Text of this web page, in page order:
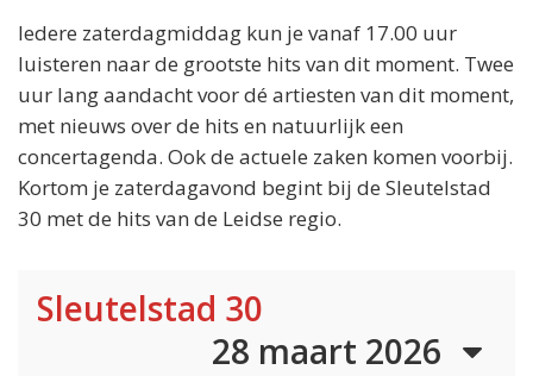
Iedere zaterdagmiddag kun je vanaf 17.00 uur
luisteren naar de grootste hits van dit moment. Twee
uur lang aandacht voor dé artiesten van dit moment,
met nieuws over de hits en natuurlijk een
concertagenda. Ook de actuele zaken komen voorbij.
Kortom je zaterdagavond begint bij de Sleutelstad
30 met de hits van de Leidse regio.
Sleutelstad 30
28 maart 2026